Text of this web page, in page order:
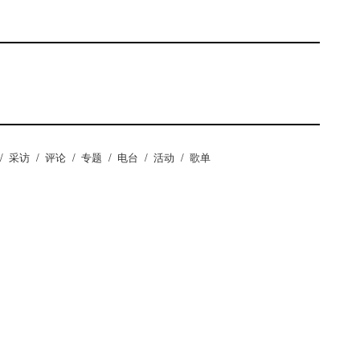
/ 采访 / 评论 / 专题 / 电台 / 活动 / 歌单